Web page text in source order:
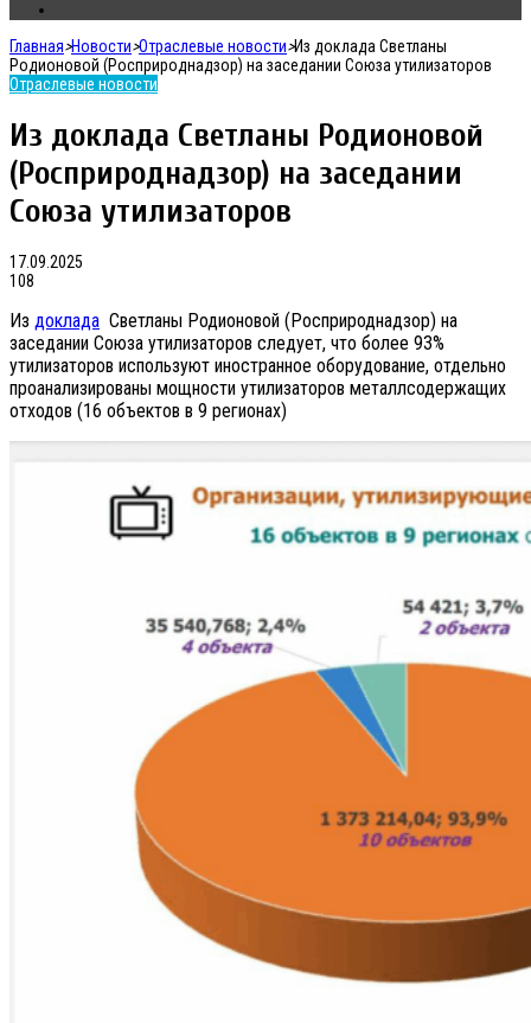
Главная>Новости>Отраслевые новости>Из доклада Светланы
Родионовой (Росприроднадзор) на заседании Союза утилизаторов
Отраслевые новости
Из доклада Светланы Родионовой
(Росприроднадзор) на заседании
Союза утилизаторов
17.09.2025
108
Из доклада Светланы Родионовой (Росприроднадзор) на
заседании Союза утилизаторов следует, что более 93%
утилизаторов используют иностранное оборудование, отдельно
проанализированы мощности утилизаторов металлсодержащих
отходов (16 объектов в 9 регионах)